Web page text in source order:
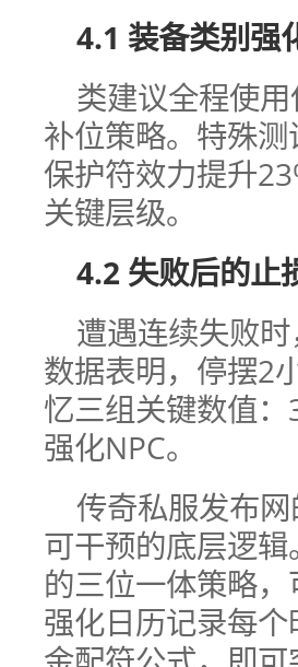
4.1 装备类别强
类建议全程使
补位策略。特殊
保护符效力提升
关键层级。
4.2 失败后的止
遭遇连续失败
数据表明，停摆2
忆三组关键数值
强化NPC。
传奇私服发布
可干预的底层逻
的三位一体策略
强化日历记录每